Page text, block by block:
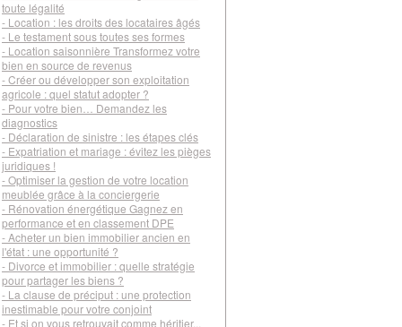
toute légalité
- Location : les droits des locataires âgés
- Le testament sous toutes ses formes
- Location saisonnière Transformez votre
bien en source de revenus
- Créer ou développer son exploitation
agricole : quel statut adopter ?
- Pour votre bien… Demandez les
diagnostics
- Déclaration de sinistre : les étapes clés
- Expatriation et mariage : évitez les pièges
juridiques !
- Optimiser la gestion de votre location
meublée grâce à la conciergerie
- Rénovation énergétique Gagnez en
performance et en classement DPE
- Acheter un bien immobilier ancien en
l'état : une opportunité ?
- Divorce et immobilier : quelle stratégie
pour partager les biens ?
- La clause de préciput : une protection
inestimable pour votre conjoint
- Et si on vous retrouvait comme héritier...